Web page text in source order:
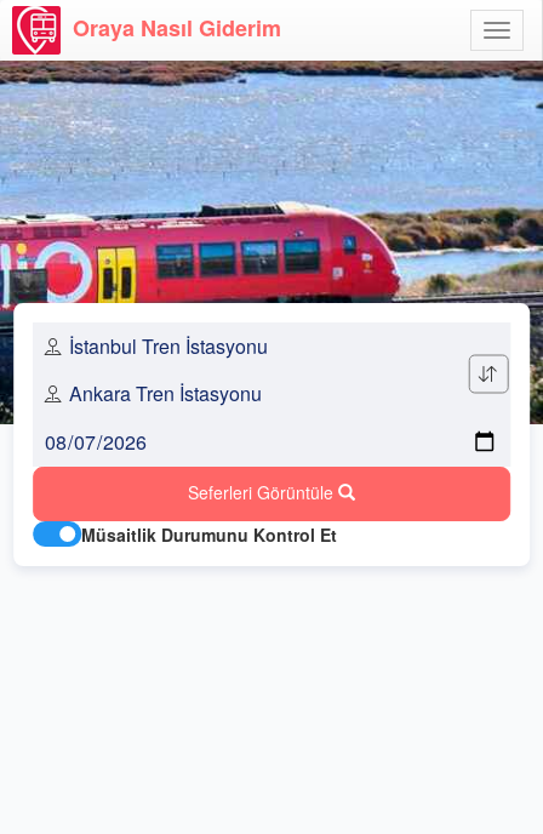
Aç
Oraya Nasıl Giderim
Seferleri Görüntüle
Müsaitlik Durumunu Kontrol Et